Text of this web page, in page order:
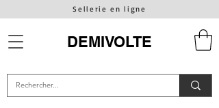
Sellerie en ligne
DEMIVOLTE